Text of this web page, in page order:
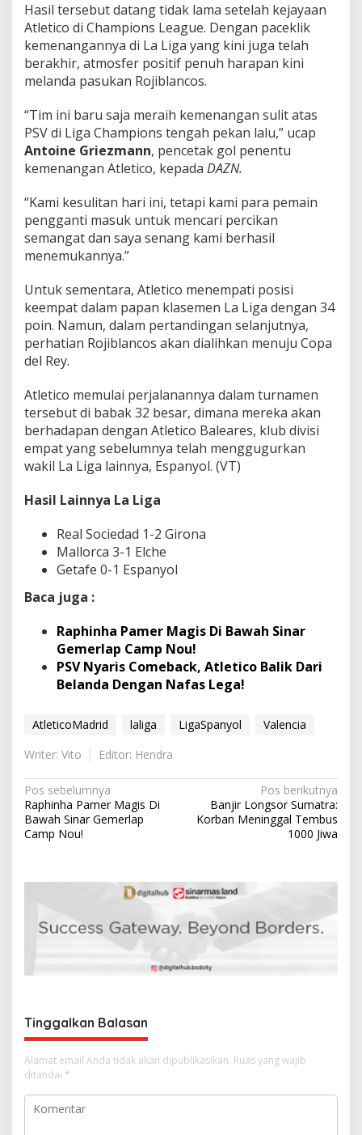
Hasil tersebut datang tidak lama setelah kejayaan
Atletico di Champions League. Dengan paceklik
kemenangannya di La Liga yang kini juga telah
berakhir, atmosfer positif penuh harapan kini
melanda pasukan Rojiblancos.
“Tim ini baru saja meraih kemenangan sulit atas
PSV di Liga Champions tengah pekan lalu,” ucap
Antoine Griezmann, pencetak gol penentu
kemenangan Atletico, kepada DAZN.
“Kami kesulitan hari ini, tetapi kami para pemain
pengganti masuk untuk mencari percikan
semangat dan saya senang kami berhasil
menemukannya.”
Untuk sementara, Atletico menempati posisi
keempat dalam papan klasemen La Liga dengan 34
poin. Namun, dalam pertandingan selanjutnya,
perhatian Rojiblancos akan dialihkan menuju Copa
del Rey.
Atletico memulai perjalanannya dalam turnamen
tersebut di babak 32 besar, dimana mereka akan
berhadapan dengan Atletico Baleares, klub divisi
empat yang sebelumnya telah menggugurkan
wakil La Liga lainnya, Espanyol. (VT)
Hasil Lainnya La Liga
Real Sociedad 1-2 Girona
Mallorca 3-1 Elche
Getafe 0-1 Espanyol
Baca juga :
Raphinha Pamer Magis Di Bawah Sinar
Gemerlap Camp Nou!
PSV Nyaris Comeback, Atletico Balik Dari
Belanda Dengan Nafas Lega!
AtleticoMadrid laliga LigaSpanyol
Valencia
Writer: Vito
Editor: Hendra
N
a
v
g
p
s
Pos sebelumnya
Raphinha Pamer Magis Di
Bawah Sinar Gemerlap
Camp Nou!
Pos berikutnya
Banjir Longsor Sumatra:
Korban Meninggal Tembus
1000 Jiwa
Tinggalkan Balasan
Alamat email Anda tidak akan dipublikasikan. Ruas yang wajib
ditandai *